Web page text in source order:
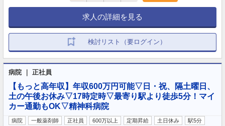
求人の詳細を見る
検討リスト（要ログイン）
病院 ｜ 正社員
【もっと高年収】年収600万円可能▽日・祝、隔土曜日、
土の午後お休み▽17時定時▽最寄り駅より徒歩5分！マイ
カー通勤もOK▽精神科病院
病院 一般薬剤師 正社員 600万以上 定期昇給 土日休み
駅5分